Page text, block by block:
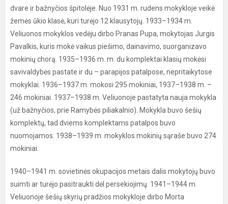
dvare ir bažnyčios špitolėje. Nuo 1931 m. rudens mokykloje veikė
žemės ūkio klasė, kuri turėjo 12 klausytojų. 1933–1934 m.
Veliuonos mokyklos vedėju dirbo Pranas Pupa, mokytojas Jurgis
Pavalkis, kuris mokė vaikus piešimo, dainavimo, suorganizavo
mokinių chorą. 1935–1936 m. m. du komplektai klasių mokėsi
savivaldybės pastate ir du – parapijos patalpose, nepritaikytose
mokyklai. 1936–1937 m. mokosi 295 mokiniai, 1937–1938 m. –
246 mokiniai. 1937–1938 m. Veliuonoje pastatyta nauja mokykla
(už bažnyčios, prie Ramybės piliakalnio). Mokykla buvo šešių
komplektų, tad dviems komplektams patalpos buvo
nuomojamos. 1938–1939 m. mokyklos mokinių sąraše buvo 274
mokiniai.
1940–1941 m. sovietinės okupacijos metais dalis mokytojų buvo
suimti ar turėjo pasitraukti dėl persekiojimų. 1941–1944 m.
Veliuonoje šešių skyrių pradžios mokykloje dirbo Morta